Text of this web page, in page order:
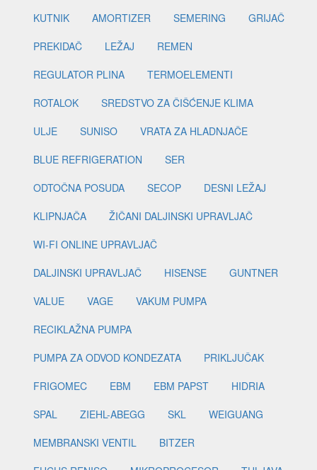
KUTNIK
AMORTIZER SEMERING
GRIJAČ
PREKIDAČ
LEŽAJ
REMEN
REGULATOR PLINA
TERMOELEMENTI
ROTALOK
SREDSTVO ZA ČIŠĆENJE KLIMA
ULJE
SUNISO
VRATA ZA HLADNJAČE
BLUE REFRIGERATION
SER
ODTOČNA POSUDA
SECOP
DESNI LEŽAJ
KLIPNJAČA
ŽIČANI DALJINSKI UPRAVLJAČ
WI-FI ONLINE UPRAVLJAČ
DALJINSKI UPRAVLJAČ
HISENSE
GUNTNER
VALUE
VAGE
VAKUM PUMPA
RECIKLAŽNA PUMPA
PUMPA ZA ODVOD KONDEZATA
PRIKLJUČAK
FRIGOMEC
EBM EBM PAPST
HIDRIA
SPAL
ZIEHL-ABEGG SKL
WEIGUANG
MEMBRANSKI VENTIL
BITZER